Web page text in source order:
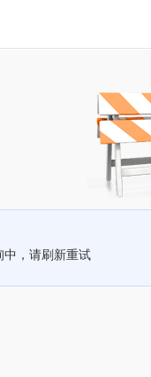
中，请刷新重试